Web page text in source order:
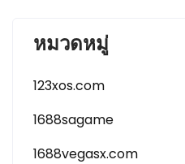
หมวดหมู่
123xos.com
1688sagame
1688vegasx.com